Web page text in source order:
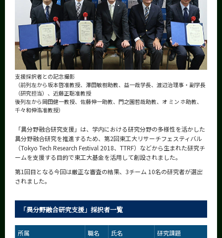
支援採択者との記念撮影
（前列左から坂本啓准教授、澤田敏樹助教、益一哉学長、渡辺治理事・副学長
（研究担当）、近藤正聡准教授
後列左から岡田健一教授、佐藤伸一助教、門之園哲哉助教、オ ミン ホ助教、
千々和伸浩准教授）
「異分野融合研究支援」は、学内における研究分野の多様性を活かした
異分野融合研究を推進するため、第2回東工大リサーチフェスティバル
（Tokyo Tech Research Festival 2018、TTRF）などから生まれた研究チ
ームを支援する目的で東工大基金を活用して創設されました。
第1回目となる今回は厳正な審査の結果、3チーム 10名の研究者が選出
されました。
「異分野融合研究支援」採択者一覧
所属 職名 氏名
研究課題
カテゴリ別
課程別
月別
イベントカレンダー
Event Calendar
学内向け情報
系詳細情報